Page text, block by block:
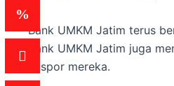
Bank UMKM Jatim terus
Bank UMKM Jatim juga
ekspor mereka.